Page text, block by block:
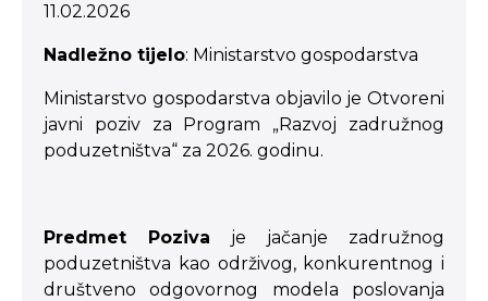
11.02.2026
Nadležno tijelo: Ministarstvo gospodarstva
Ministarstvo gospodarstva objavilo je Otvoreni
javni poziv za Program „Razvoj zadružnog
poduzetništva“ za 2026. godinu.
Predmet Poziva je jačanje zadružnog
poduzetništva kao održivog, konkurentnog i
društveno odgovornog modela poslovanja